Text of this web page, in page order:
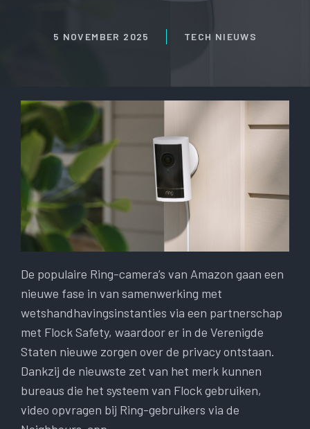
5 NOVEMBER 2025 TECH NIEUWS
De populaire Ring-camera’s van Amazon gaan een
nieuwe fase in van samenwerking met
wetshandhavingsinstanties via een partnerschap
met Flock Safety, waardoor er in de Verenigde
Staten nieuwe zorgen over de privacy ontstaan.
Dankzij de nieuwste zet van het merk kunnen
bureaus die het systeem van Flock gebruiken,
video opvragen bij Ring-gebruikers via de